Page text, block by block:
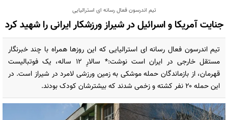
تیم اندرسون فعال رسانه ای استرالیایی
جنایت آمریکا و اسرائیل در شیراز ورزشکار ایرانی را شهید کرد
تیم اندرسون فعال رسانه ای استرالیایی که این روزها همراه با چند خبرنگار
مستقل خارجی در ایران است نوشت:* سالارِ ۱۲ ساله، یک فوتبالیست
قهرمان، از بازماندگان حمله موشکی به زمین ورزشی لامرد در شیراز است. در
این حمله ۲۰ نفر کشته و زخمی شدند که بیشترشان کودک بودند.